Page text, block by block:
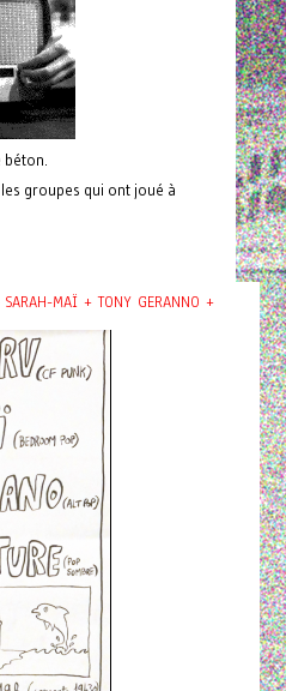
béton.
groupes qui ont joué à
MAÏ + TONY GERANNO +